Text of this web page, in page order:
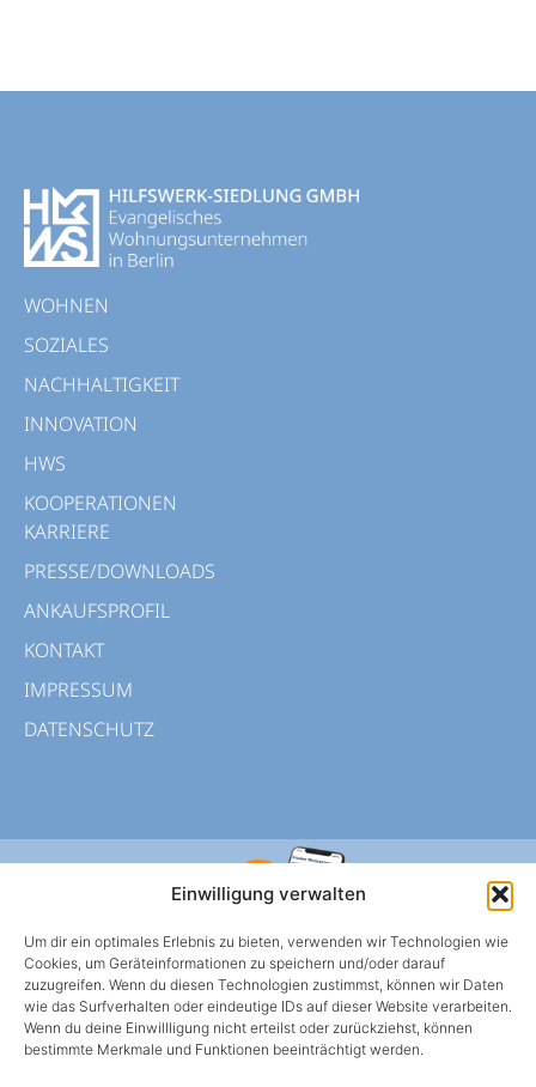
Einwilligung verwalten
Um dir ein optimales Erlebnis zu bieten, verwenden wir Technologien wie
Cookies, um Geräteinformationen zu speichern und/oder darauf
zuzugreifen. Wenn du diesen Technologien zustimmst, können wir Daten
wie das Surfverhalten oder eindeutige IDs auf dieser Website verarbeiten.
Wenn du deine Einwillligung nicht erteilst oder zurückziehst, können
bestimmte Merkmale und Funktionen beeinträchtigt werden.
WOHNEN
SOZIALES
NACHHALTIGKEIT
INNOVATION
HWS
KOOPERATIONEN
KARRIERE
PRESSE/DOWNLOADS
ANKAUFSPROFIL
KONTAKT
IMPRESSUM
DATENSCHUTZ
HWS BERLIN APP